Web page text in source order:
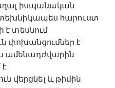
իսպանական
տեխնիկապես հարուստ
է տեսնում
փոխանցումներ է
ամենադժվարին
վերցնել և թիմին